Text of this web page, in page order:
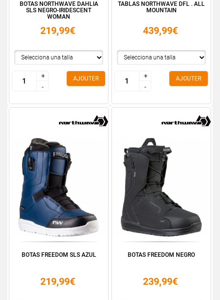
BOTAS NORTHWAVE DAHLIA
SLS NEGRO-IRIDESCENT
WOMAN
219,99€
+
-
+
-
AJOUTER
TABLAS NORTHWAVE DFL . ALL
MOUNTAIN
439,99€
+
-
+
-
AJOUTER
BOTAS FREEDOM SLS AZUL
219,99€
BOTAS FREEDOM NEGRO
239,99€